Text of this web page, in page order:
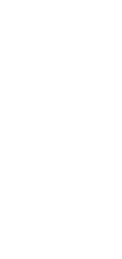
> 将需要强调的部
果用户想要忽略掉从
置前增加下面的HTML